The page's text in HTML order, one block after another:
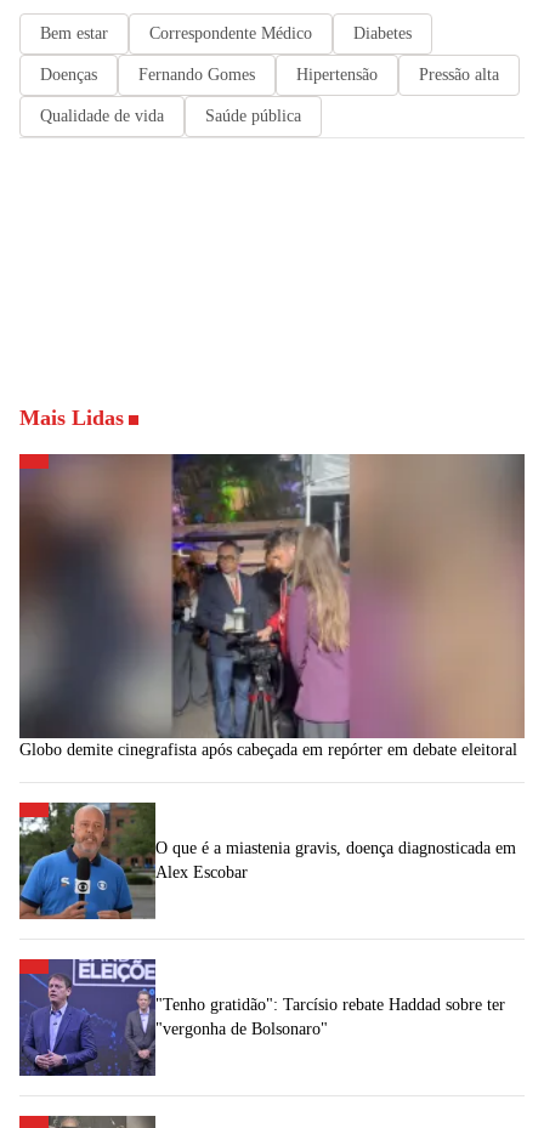
Bem estar Correspondente Médico Diabetes
Doenças Fernando Gomes Hipertensão Pressão alta
Qualidade de vida Saúde pública
Mais Lidas
Globo demite cinegrafista após cabeçada em repórter em debate eleitoral
O que é a miastenia gravis, doença diagnosticada em
Alex Escobar
"Tenho gratidão": Tarcísio rebate Haddad sobre ter
"vergonha de Bolsonaro"